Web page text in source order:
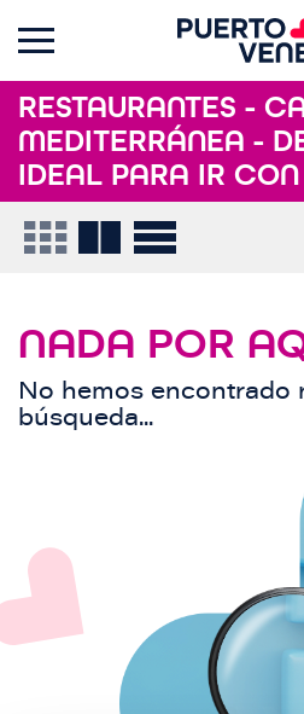
RESTAURANTES -
MEDITERRÁNEA -
IDEAL PARA IR CON
NADA POR
No hemos encontrado
búsqueda...